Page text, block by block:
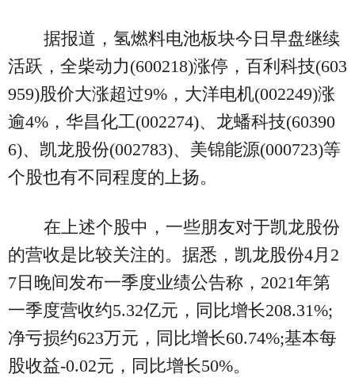
据报道，氢燃料电池板块今日早盘继续
活跃，全柴动力(600218)涨停，百利科技(603
959)股价大涨超过9%，大洋电机(002249)涨
逾4%，华昌化工(002274)、龙蟠科技(60390
6)、凯龙股份(002783)、美锦能源(000723)等
个股也有不同程度的上扬。
在上述个股中，一些朋友对于凯龙股份
的营收是比较关注的。据悉，凯龙股份4月2
7日晚间发布一季度业绩公告称，2021年第
一季度营收约5.32亿元，同比增长208.31%;
净亏损约623万元，同比增长60.74%;基本每
股收益-0.02元，同比增长50%。